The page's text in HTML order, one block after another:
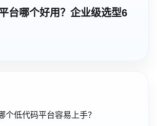
政管理系统，助力企业HR管
个低代码平台容易上手？